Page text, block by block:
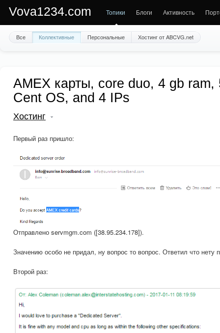
Vova1234.com Топики Блоги Активность
Все Коллективные Персональные Хостинг от ABCVG.net
AMEX карты, core duo, 4 gb ram,
Cent OS, and 4 IPs
Хостинг
Первый раз пришло:
Отправлено servmgm.com ([38.95.234.178]).
Значению особо не придал, ну вопрос то вопрос. Ответил что нету
Второй раз: